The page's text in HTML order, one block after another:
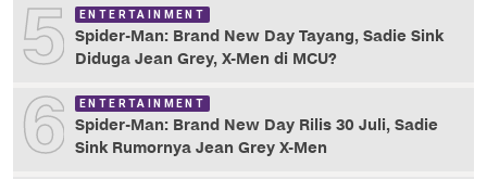
5 ENTERTAINMENT
Spider-Man: Brand New Day Tayang, Sadie Sink
Diduga Jean Grey, X-Men di MCU?
6 ENTERTAINMENT
Spider-Man: Brand New Day Rilis 30 Juli, Sadie
Sink Rumornya Jean Grey X-Men